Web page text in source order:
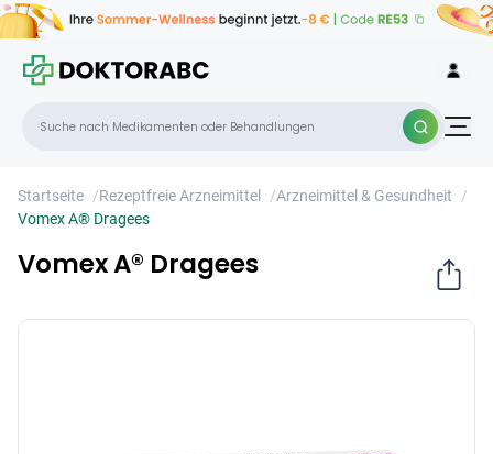
Startseite /Rezeptfreie Arzneimittel /Arzneimittel & Gesundheit
/
Vomex A® Dragees
Vomex A® Dragees
×